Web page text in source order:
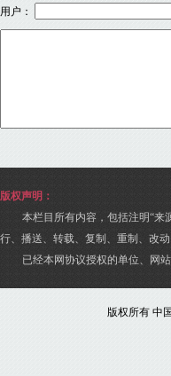
用户：
版权声明：
本栏目所有内容，包括注明“来
行、播送、转载、复制、重制、改
已经本网协议授权的单位、网
版权所有 中